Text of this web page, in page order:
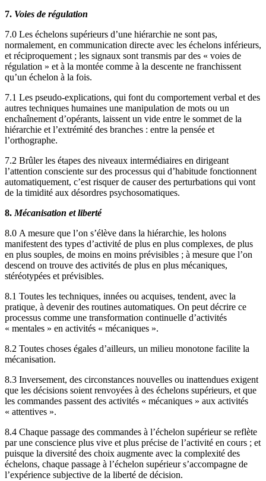
7. Voies de régulation
7.0 Les échelons supérieurs d’une hiérarchie ne sont pas,
normalement, en communication directe avec les échelons inférieurs,
et réciproquement ; les signaux sont transmis par des « voies de
régulation » et à la montée comme à la descente ne franchissent
qu’un échelon à la fois.
7.1 Les pseudo-explications, qui font du comportement verbal et des
autres techniques humaines une manipulation de mots ou un
enchaînement d’opérants, laissent un vide entre le sommet de la
hiérarchie et l’extrémité des branches : entre la pensée et
l’orthographe.
7.2 Brûler les étapes des niveaux intermédiaires en dirigeant
l’attention consciente sur des processus qui d’habitude fonctionnent
automatiquement, c’est risquer de causer des perturbations qui vont
de la timidité aux désordres psychosomatiques.
8. Mécanisation et liberté
8.0 A mesure que l’on s’élève dans la hiérarchie, les holons
manifestent des types d’activité de plus en plus complexes, de plus
en plus souples, de moins en moins prévisibles ; à mesure que l’on
descend on trouve des activités de plus en plus mécaniques,
stéréotypées et prévisibles.
8.1 Toutes les techniques, innées ou acquises, tendent, avec la
pratique, à devenir des routines automatiques. On peut décrire ce
processus comme une transformation continuelle d’activités
« mentales » en activités « mécaniques ».
8.2 Toutes choses égales d’ailleurs, un milieu monotone facilite la
mécanisation.
8.3 Inversement, des circonstances nouvelles ou inattendues exigent
que les décisions soient renvoyées à des échelons supérieurs, et que
les commandes passent des activités « mécaniques » aux activités
« attentives ».
8.4 Chaque passage des commandes à l’échelon supérieur se reflète
par une conscience plus vive et plus précise de l’activité en cours ; et
puisque la diversité des choix augmente avec la complexité des
échelons, chaque passage à l’échelon supérieur s’accompagne de
l’expérience subjective de la liberté de décision.